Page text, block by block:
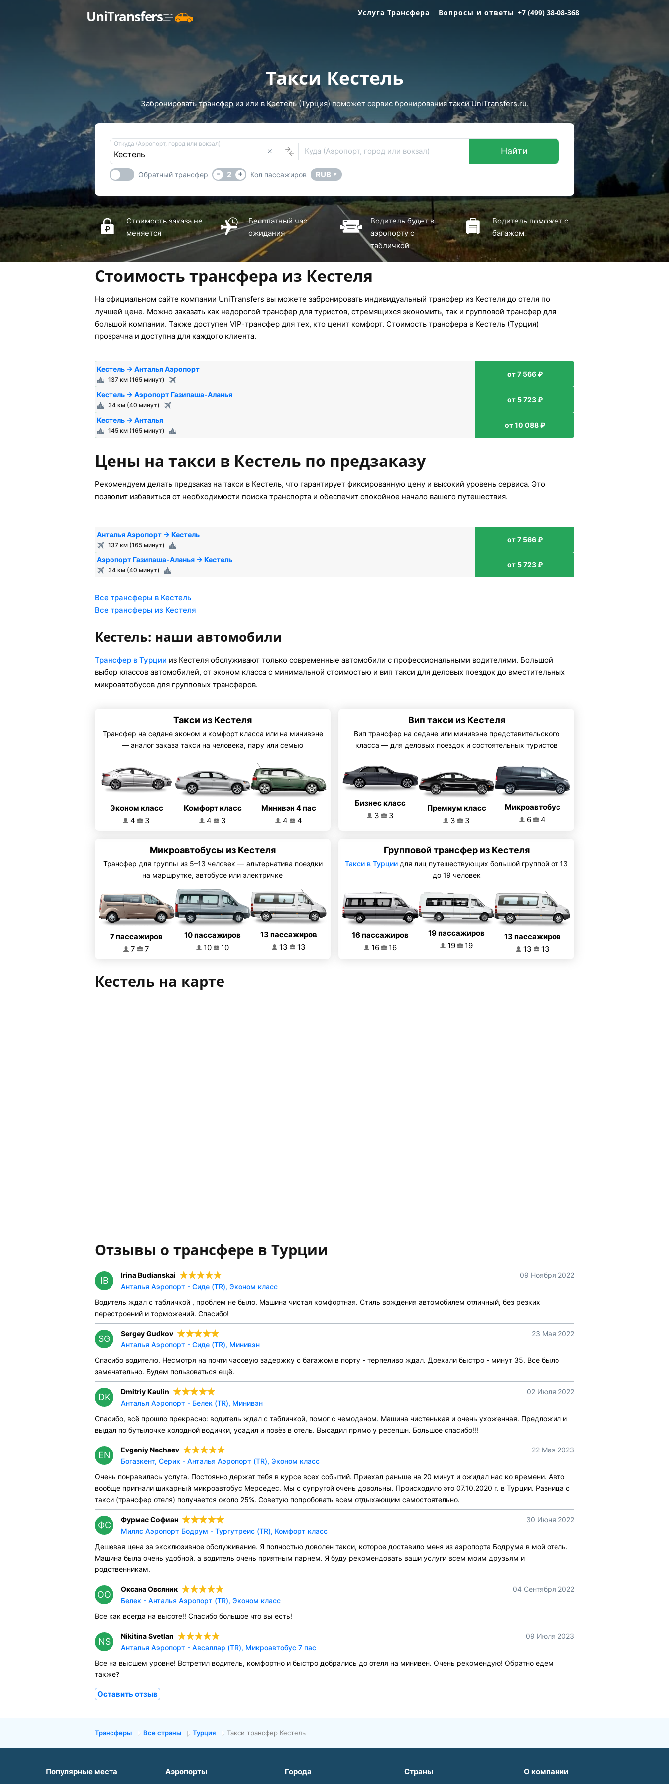
UniTransfers Услуга Трансфера Вопросы и ответы +7 (499) 38-08-368
Такси Кестель
Забронировать трансфер из или в Кестель (Турция) поможет сервис бронирования такси UniTransfers.ru.
Откуда (Аэропорт, город или вокзал)
Куда (Аэропорт, город или вокзал) Найти
Обратный трансфер - 2 + Кол пассажиров RUB ▼
Стоимость заказа не
меняется
Бесплатный час
ожидания
Водитель будет в
аэропорту с
табличкой
Водитель поможет с
багажом
Стоимость трансфера из Кестеля
На официальном сайте компании UniTransfers вы можете забронировать индивидуальный трансфер из Кестеля до отеля по
лучшей цене. Можно заказать как недорогой трансфер для туристов, стремящихся экономить, так и групповой трансфер для
большой компании. Также доступен VIP-трансфер для тех, кто ценит комфорт. Стоимость трансфера в Кестель (Турция)
прозрачна и доступна для каждого клиента.
Кестель → Анталья Аэропорт
137 км (165 минут)
от 7 566 ₽
Кестель → Аэропорт Газипаша-Аланья
34 км (40 минут)
от 5 723 ₽
Кестель → Анталья
145 км (165 минут)
от 10 088 ₽
Цены на такси в Кестель по предзаказу
Рекомендуем делать предзаказ на такси в Кестель, что гарантирует фиксированную цену и высокий уровень сервиса. Это
позволит избавиться от необходимости поиска транспорта и обеспечит спокойное начало вашего путешествия.
Анталья Аэропорт → Кестель
137 км (165 минут)
от 7 566 ₽
Аэропорт Газипаша-Аланья → Кестель
34 км (40 минут)
от 5 723 ₽
Все трансферы в Кестель
Все трансферы из Кестеля
Кестель: наши автомобили
Трансфер в Турции из Кестеля обслуживают только современные автомобили с профессиональными водителями. Большой
выбор классов автомобилей, от эконом класса с минимальной стоимостью и вип такси для деловых поездок до вместительных
микроавтобусов для групповых трансферов.
Такси из Кестеля
Трансфер на седане эконом и комфорт класса или на минивэне
— аналог заказа такси на человека, пару или семью
Эконом класс
4
3
Комфорт класс
4
3
Минивэн 4 пас
4
4
Вип такси из Кестеля
Вип трансфер на седане или минивэне представительского
класса — для деловых поездок и состоятельных туристов
Бизнес класс
3
3
Премиум класс
3
3
Микроавтобус
6
4
Микроавтобусы из Кестеля
Трансфер для группы из 5–13 человек — альтернатива поездки
на маршрутке, автобусе или электричке
7 пассажиров
7
7
10 пассажиров
10
10
13 пассажиров
13
13
Групповой трансфер из Кестеля
Такси в Турции для лиц путешествующих большой группой от 13
до 19 человек
16 пассажиров
16
16
19 пассажиров
19
19
13 пассажиров
13
13
Кестель на карте
Отзывы о трансфере в Турции
IB
Irina Budianskai
09 Ноября 2022
Анталья Аэропорт - Сиде (TR), Эконом класс
Водитель ждал с табличкой , проблем не было. Машина чистая комфортная. Стиль вождения автомобилем отличный, без резких
перестроений и торможений. Спасибо!
SG
Sergey Gudkov
23 Мая 2022
Анталья Аэропорт - Сиде (TR), Минивэн
Спасибо водителю. Несмотря на почти часовую задержку с багажом в порту - терпеливо ждал. Доехали быстро - минут 35. Все было
замечательно. Будем пользоваться ещё.
DK
Dmitriy Kaulin
02 Июля 2022
Анталья Аэропорт - Белек (TR), Минивэн
Спасибо, всё прошло прекрасно: водитель ждал с табличкой, помог с чемоданом. Машина чистенькая и очень ухоженная. Предложил и
выдал по бутылочке холодной водички, усадил и повёз в отель. Высадил прямо у ресепшн. Большое спасибо!!!
EN
Evgeniy Nechaev
22 Мая 2023
Богазкент, Серик - Анталья Аэропорт (TR), Эконом класс
Очень понравилась услуга. Постоянно держат тебя в курсе всех событий. Приехал раньше на 20 минут и ожидал нас ко времени. Авто
вообще пригнали шикарный микроавтобус Мерседес. Мы с супругой очень довольны. Происходило это 07.10.2020 г. в Турции. Разница с
такси (трансфер отеля) получается около 25%. Советую попробовать всем отдыхающим самостоятельно.
ФС
Фурмас Софиан
30 Июня 2022
Миляс Аэропорт Бодрум - Тургутреис (TR), Комфорт класс
Дешевая цена за эксклюзивное обслуживание. Я полностью доволен такси, которое доставило меня из аэропорта Бодрума в мой отель.
Машина была очень удобной, а водитель очень приятным парнем. Я буду рекомендовать ваши услуги всем моим друзьям и
родственникам.
ОО
Оксана Овсяник
04 Сентября 2022
Белек - Анталья Аэропорт (TR), Эконом класс
Все как всегда на высоте!! Спасибо большое что вы есть!
NS
Nikitina Svetlan
09 Июля 2023
Анталья Аэропорт - Авсаллар (TR), Микроавтобус 7 пас
Все на высшем уровне! Встретил водитель, комфортно и быстро добрались до отеля на минивен. Очень рекомендую! Обратно едем
также?
Оставить отзыв
Трансферы Все страны Турция Такси трансфер Кестель
Популярные места Аэропорты Города Страны О компании